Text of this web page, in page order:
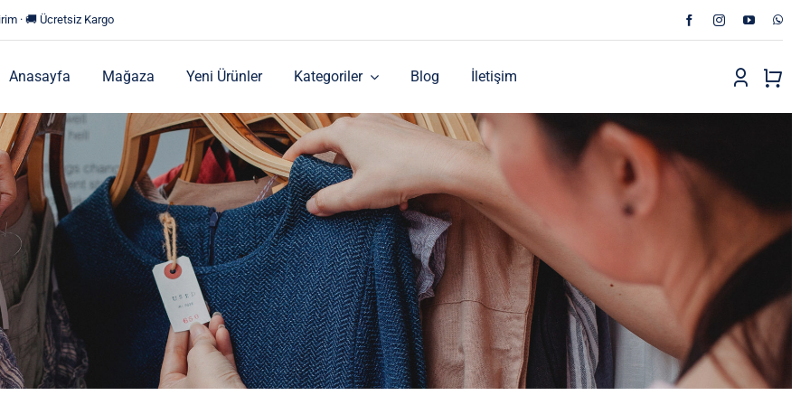
· 🚚 Ücretsiz Kargo
Anasayfa Mağaza Yeni Ürünler Kategoriler Blog İletişim